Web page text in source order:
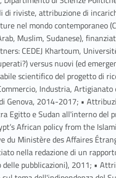
riviste, attribuzione di
nel mondo contemporaneo
Muslim, Sudanese),
CEDEJ Khartoum,
versus nuovi (ed
scientifico del progetto di
Industria,
Genova, 2014-2017; •
Egitto e Sudan all'interno
African policy from the
du Ministère des Affaires
nella redazione di un
pubblicazioni), 2011; •